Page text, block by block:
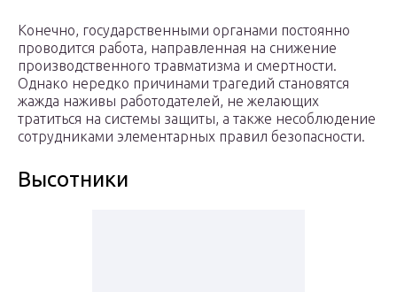
Конечно, государственными органами постоянно
проводится работа, направленная на снижение
производственного травматизма и смертности.
Однако нередко причинами трагедий становятся
жажда наживы работодателей, не желающих
тратиться на системы защиты, а также несоблюдение
сотрудниками элементарных правил безопасности.
Высотники